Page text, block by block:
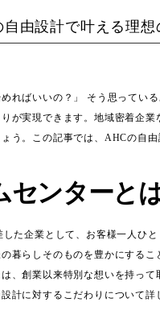
由設計で叶える理
ればいいの？」 そう思ってい
が実現できます。地域密着企
う。この記事では、AHCの自由
ンターと
た企業として、お客様一人ひ
暮らしそのものを豊かにする
、創業以来特別な想いを持っ
計に対するこだわりについて詳